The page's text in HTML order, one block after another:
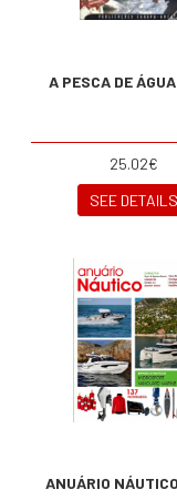
A PESCA DE
25.02€
SEE DETAILS
ANUÁRIO